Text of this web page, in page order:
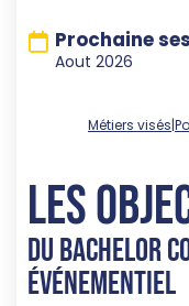
Prochaine
Aout 2026
Métiers visés|
Les
du Bachelor
Événementiel